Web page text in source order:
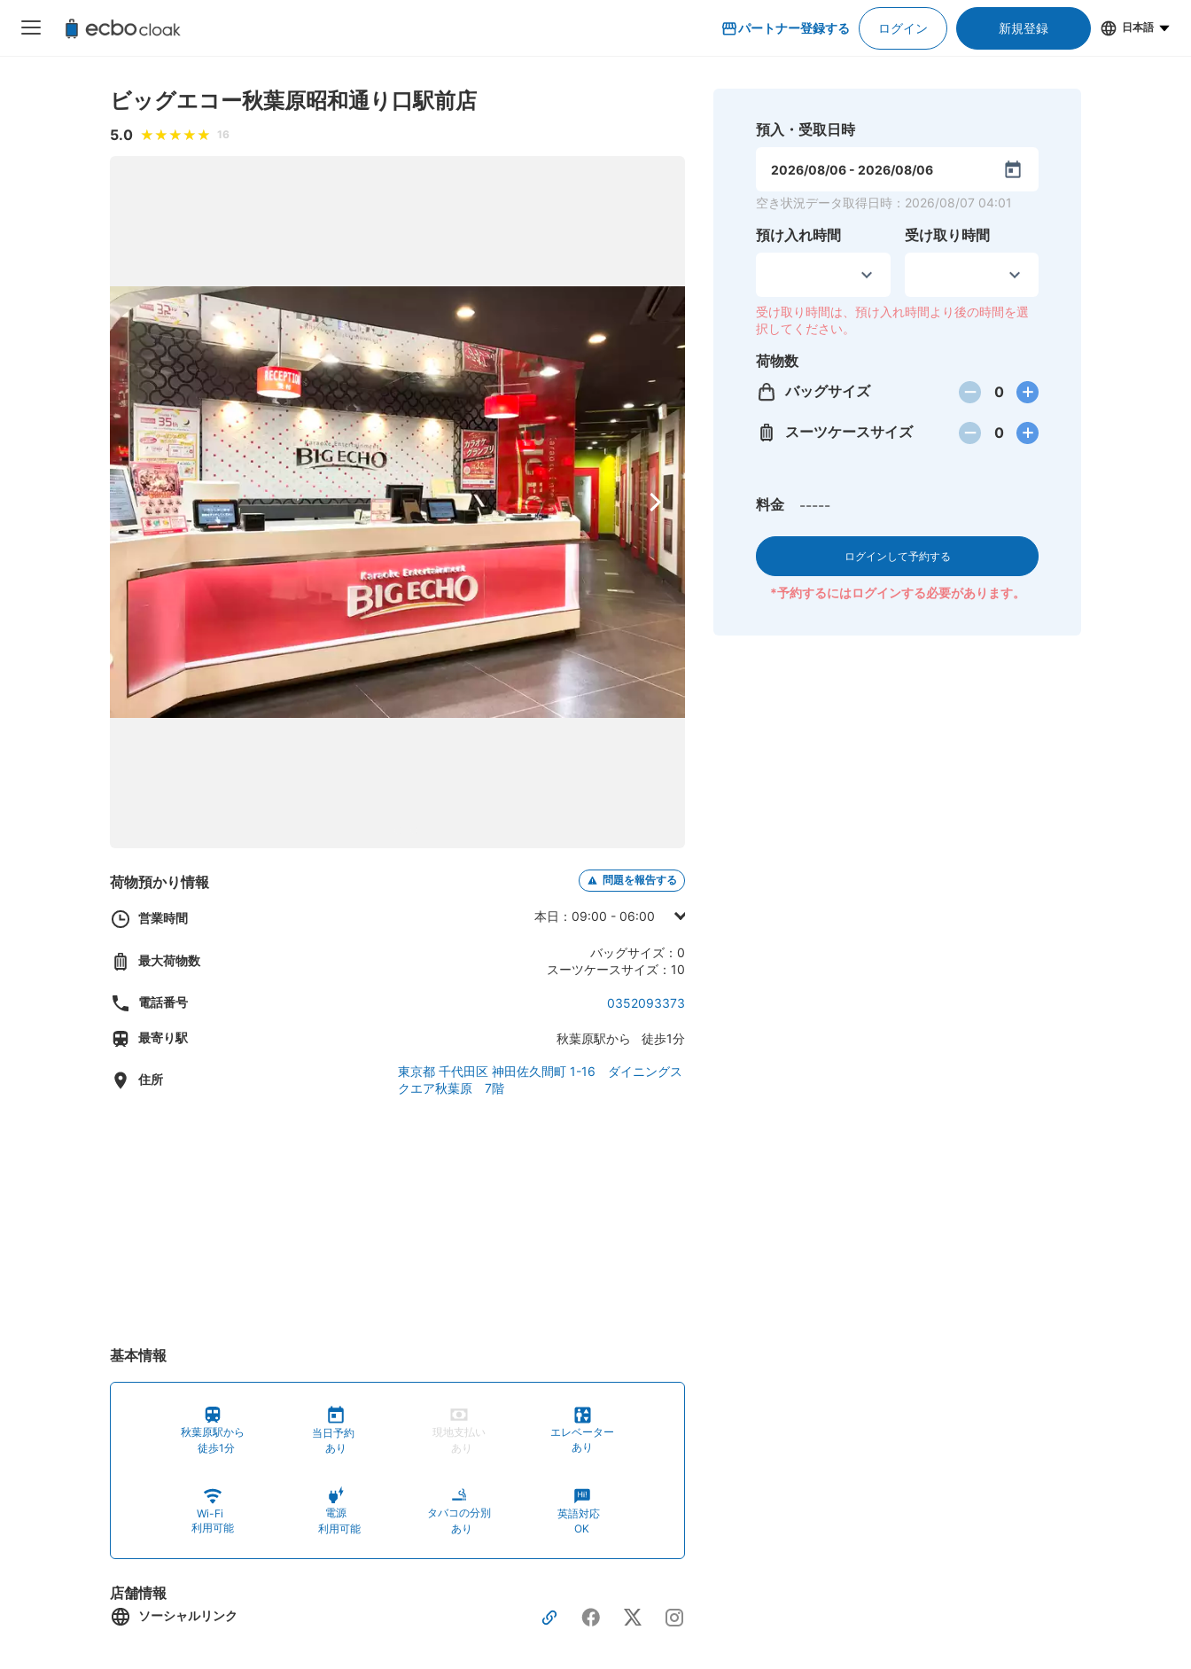
パートナー登録する ログイン 新規登録 日本語
ビッグエコー秋葉原昭和通り口駅前店
5.0 16
荷物預かり情報 問題を報告する
営業時間
本日：09:00 - 06:00
月曜日：09:00 - 04:30
木曜日：09:00 - 04:30
金曜日：09:00 - 06:00
最大荷物数
バッグサイズ：0
スーツケースサイズ：10
電話番号 0352093373
最寄り駅 秋葉原駅から 徒歩1分
住所
東京都 千代田区 神田佐久間町 1-16 ダイニングス
クエア秋葉原 7階
基本情報
秋葉原駅から
徒歩1分
当日予約
あり
現地支払い
あり
エレベーター
あり
Wi-Fi
利用可能
電源
利用可能
タバコの分別
あり
英語対応
OK
店舗情報
ソーシャルリンク
預入・受取日時
2026/08/06 - 2026/08/06
空き状況データ取得日時 ： 2026/08/07 04:01
預け入れ時間 受け取り時間
受け取り時間は、預け入れ時間より後の時間を選
択してください。
荷物数
バッグサイズ
0
スーツケースサイズ 0
料金 -----
ログインして予約する
*予約するにはログインする必要があります。